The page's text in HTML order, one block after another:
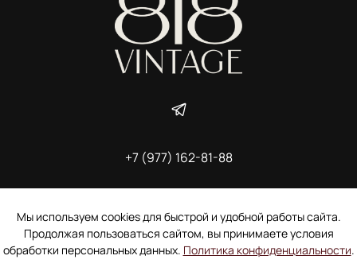
+7 (977) 162-81-88
Пользовательское соглашение
Электронное согласие покупателя на рассылку
Согласие на обработку персональных данных
Мы используем cookies для быстрой и удобной работы сайта.
Продолжая пользоваться сайтом, вы принимаете условия
обработки персональных данных. Политика конфиденциальности.